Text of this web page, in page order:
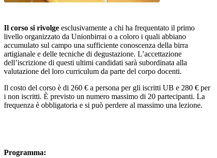
Il corso si rivolge esclusivamente a chi ha frequentato il primo
livello organizzato da Unionbirrai o a coloro i quali abbiano
accumulato sul campo una sufficiente conoscenza della birra
artigianale e delle tecniche di degustazione. L’accettazione
dell’iscrizione di questi ultimi candidati sarà subordinata alla
valutazione del loro curriculum da parte del corpo docenti.
Il costo del corso è di 260 € a persona per gli iscritti UB e 280 € per
i non iscritti. È previsto un numero massimo di 20 partecipanti. La
frequenza è obbligatoria e si può perdere al massimo una lezione.
Programma: